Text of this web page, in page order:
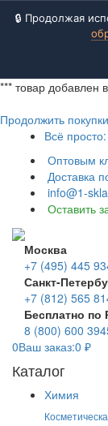
🔒 Продолжая
*** товар добавлен
Продолжить покупки
Всё
Оптовым
Доставка
info@1-
Оставить
Москва
+7 (495) 445
Санкт-
+7 (812) 565
Бесплатно по
8 (800) 600
0Ваш заказ:0 ₽
Каталог
Химия